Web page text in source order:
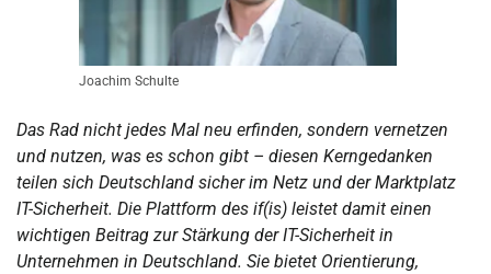
Joachim Schulte
Das Rad nicht jedes Mal neu erfinden, sondern vernetzen
und nutzen, was es schon gibt – diesen Kerngedanken
teilen sich Deutschland sicher im Netz und der Marktplatz
IT-Sicherheit. Die Plattform des if(is) leistet damit einen
wichtigen Beitrag zur Stärkung der IT-Sicherheit in
Unternehmen in Deutschland. Sie bietet Orientierung,